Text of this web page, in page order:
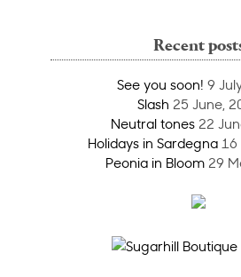
Recent
See you soon! 9
Slash 25 June,
Neutral tones 22
Holidays in Sardegna 16
Peonia in Bloom 29